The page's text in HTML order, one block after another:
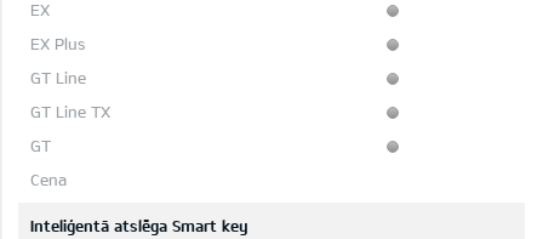
Inteliģentā atslēga Smart key